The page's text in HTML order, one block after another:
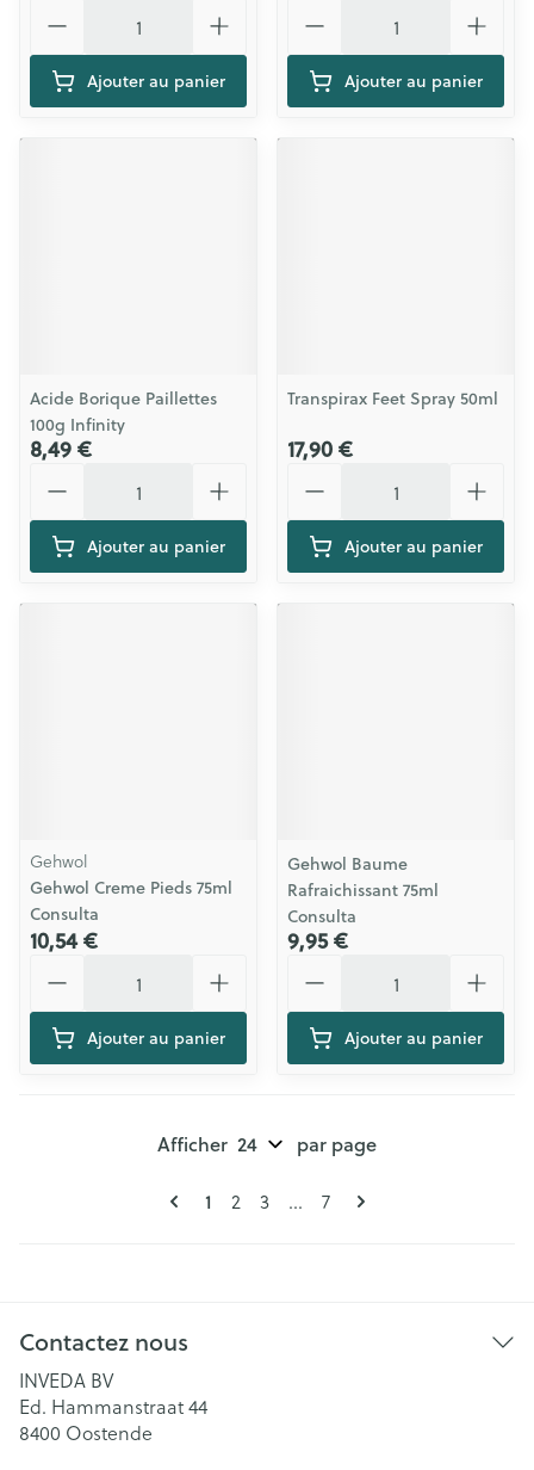
Ajouter au panier Ajouter au panier
Acide Borique Paillettes
100g Infinity
8,49 €
Ajouter au panier
Transpirax Feet Spray 50ml
17,90 €
Ajouter au panier
Gehwol
Gehwol Creme Pieds 75ml
Consulta
10,54 €
Ajouter au panier
Gehwol Baume
Rafraichissant 75ml
Consulta
9,95 €
Ajouter au panier
Pages
Vous lisez actuellement la page
1 Page
2 Page
3 ... Page
7
Afficher par page
Contactez nous
INVEDA BV
Ed. Hammanstraat 44
8400 Oostende